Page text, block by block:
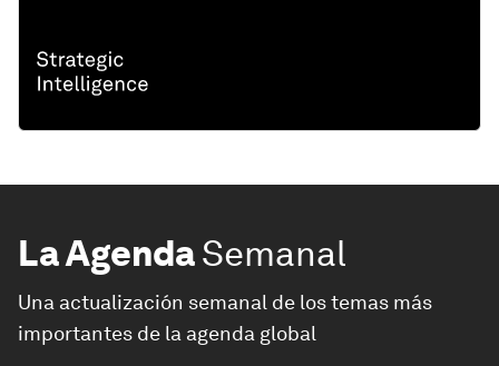
La AgendaSemanal
Una actualización semanal de los temas más
importantes de la agenda global